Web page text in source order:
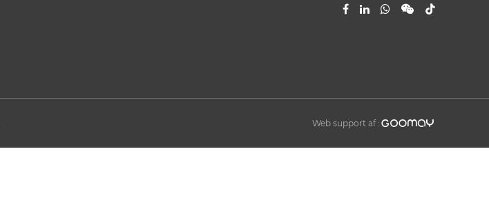

Web support af :